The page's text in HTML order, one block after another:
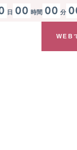
日 00 時間 00 分
WEB